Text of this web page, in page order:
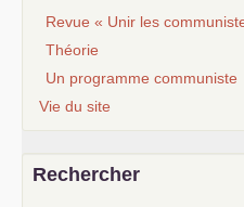
Revue « Unir les
Théorie
Un programme communiste
Vie du site
Rechercher